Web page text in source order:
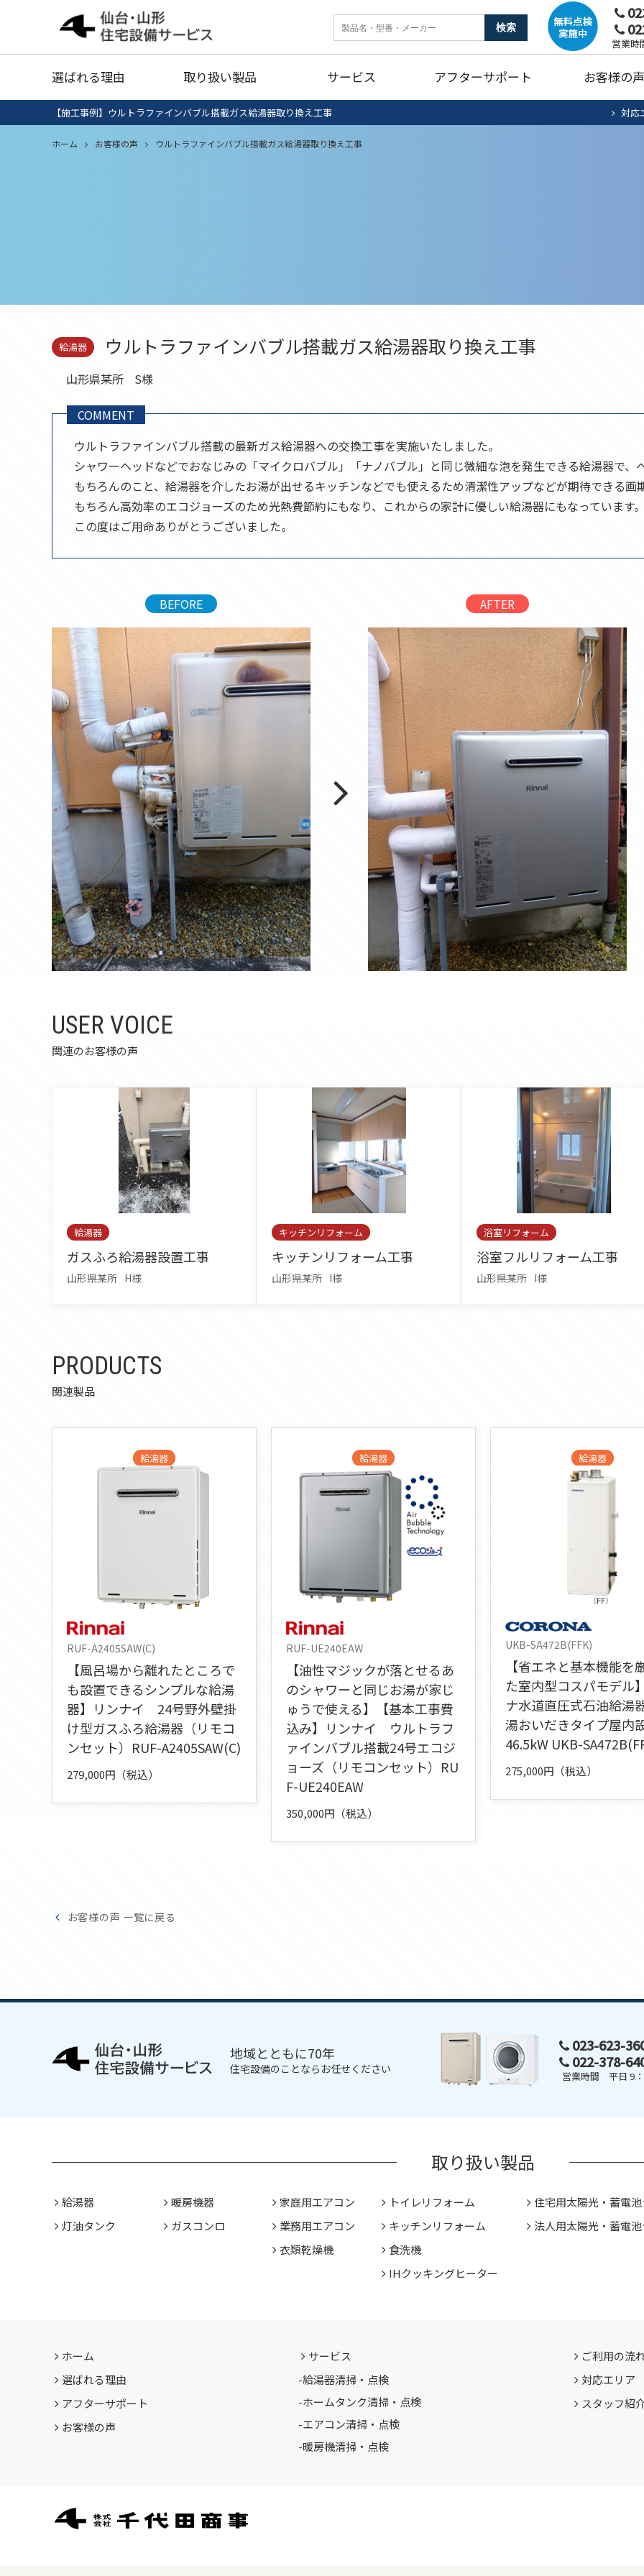
営業
選ばれる理由 取り扱い製品
給湯器 灯油タンク
サービス アフターサポート お客様の声
【施工事例】ウルトラファインバブル搭載ガス給湯器取り換え工事 対応
ホーム お客様の声 ウルトラファインバブル搭載ガス給湯器取り換え工事
給湯器 ウルトラファインバブル搭載ガス給湯器取り換え工事
山形県某所 S様
COMMENT
ウルトラファインバブル搭載の最新ガス給湯器への交換工事を実施いたしました。
シャワーヘッドなどでおなじみの「マイクロバブル」「ナノバブル」と同じ微細な泡を発生できる給湯器で
もちろんのこと、給湯器を介したお湯が出せるキッチンなどでも使えるため清潔性アップなどが期待できる画
もちろん高効率のエコジョーズのため光熱費節約にもなり、これからの家計に優しい給湯器にもなっています
この度はご用命ありがとうございました。
BEFORE AFTER
USER VOICE
関連のお客様の声
給湯器
ガスふろ給湯器設置工事
山形県某所 H様
キッチンリフォーム
キッチンリフォーム工事
山形県某所 I様
浴室リフォーム
浴室フルリフォーム工事
山形県某所 I様
PRODUCTS
関連製品
給湯器
RUF-A2405SAW(C)
【風呂場から離れたところで
も設置できるシンプルな給湯
器】リンナイ 24号野外壁掛
け型ガスふろ給湯器（リモコ
ンセット）RUF-A2405SAW(C)
279,000円（税込）
給湯器
RUF-UE240EAW
【油性マジックが落とせるあ
のシャワーと同じお湯が家じ
ゅうで使える】【基本工事費
込み】リンナイ ウルトラフ
ァインバブル搭載24号エコジ
ョーズ（リモコンセット）RU
F-UE240EAW
350,000円（税込）
給湯器
UKB-SA472B(FFK)
【省エネと基本機能を
た室内型コスパモデル
ナ水道直圧式石油給湯
湯おいだきタイプ屋内
46.5kW UKB-
275,000円（税込）
お客様の声 一覧に戻る
地域とともに70年
住宅設備のことならお任せください
023-623-
022-378-
営業時間 平日 9
取り扱い製品
給湯器
灯油タンク
暖房機器
ガスコンロ
家庭用エアコン
業務用エアコン
衣類乾燥機
トイレリフォーム
キッチンリフォーム
食洗機
IHクッキングヒーター
住宅用太陽光・蓄電
法人用太陽光・蓄電
ホーム
選ばれる理由
アフターサポート
お客様の声
サービス
-給湯器清掃・点検
-ホームタンク清掃・点検
-エアコン清掃・点検
-暖房機清掃・点検
ご利用の流
対応エリア
スタッフ紹
給湯器 暖房機器 ガ
IHクッキング エコキュート
給湯器清掃・点検 ホームタンク清掃・点検 エアコン清掃・点検